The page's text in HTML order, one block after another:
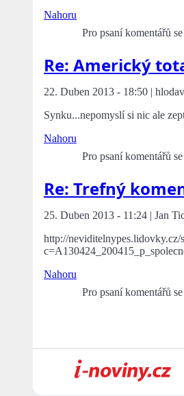
Nahoru
Pro psaní komentářů se
Re: Americký
22. Duben 2013 - 18:50 |
Synku...nepomyslí si nic ale
Nahoru
Pro psaní komentářů se
Re: Trefný
25. Duben 2013 - 11:24 | Jan
http://neviditelnypes.lidovky.cz/
Nahoru
Pro psaní komentářů se